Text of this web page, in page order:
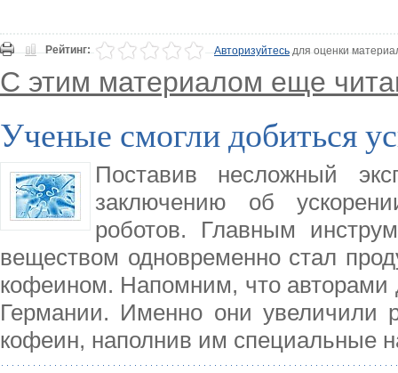
Рейтинг: Авторизуйтесьдля оценки
С этим материалом еще
Ученые смогли добиться
Поставив несложный
заключению об
роботов. Главным
веществом одновременно стал
кофеином. Напомним, что авторами
Германии. Именно они увеличили
кофеин, наполнив им специальные